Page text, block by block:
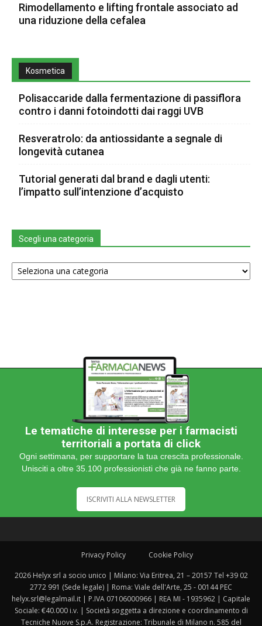
Rimodellamento e lifting frontale associato ad
una riduzione della cefalea
Kosmetica
Polisaccaride dalla fermentazione di passiflora
contro i danni fotoindotti dai raggi UVB
Resveratrolo: da antiossidante a segnale di
longevità cutanea
Tutorial generati dal brand e dagli utenti:
l’impatto sull’intenzione d’acquisto
Scegli una categoria
Scegli
una
Le tematiche di interesse per i farmacisti
territoriali a portata di click
Ogni settimana, per supportare la tua crescita professionale.
Unisciti a oltre 35.100 professionisti che già ne fanno parte.
ISCRIVITI ALLA NEWSLETTER
Privacy Policy Cookie Policy
2026 Helyx srl a socio unico | Milano: Via Eritrea, 21 – 20157 Tel +39 02
2772 991 (Sede legale) | Roma: Viale dell'Arte, 25 - 00144 PEC
helyx.srl@legalmail.it | P.IVA 07106000966 | REA MI - 1935962 | Capitale
Sociale: €40.000 i.v. | Società soggetta a direzione e coordinamento di
Tecniche Nuove S.p.A. Registrazione: Tribunale di Milano n. 585 del